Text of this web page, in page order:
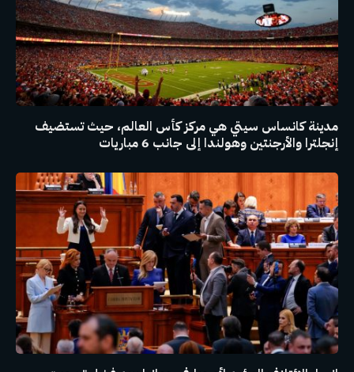
مدينة كانساس سيتي هي مركز كأس العالم، حيث تستضيف
إنجلترا والأرجنتين وهولندا إلى جانب 6 مباريات